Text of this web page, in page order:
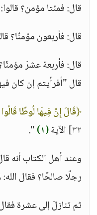
قال: فمئتا مؤمن؟ قالوا:
قال: فأربعون مؤمنًا؟
قال: فأربعة عشرَ
قال "أفرأيتم إن كان
﴿قَالَ إِنَّ فِيهَا لُوطًا
٣٢] الآية(١)
".
وعند أهل الكتاب أنه
رجلًا صالحًا؟ فقال
ثم تنازلَ إلى عشرة